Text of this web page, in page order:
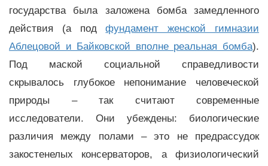
государства была заложена бомба замедленного
действия (а подфундамент женской гимназии
Аблецовой и Байковской вполне реальная бомба).
Под маской социальной справедливости
скрывалось глубокое непонимание человеческой
природы – так считают современные
исследователи. Они убеждены: биологические
различия между полами – это не предрассудок
закостенелых консерваторов, а физиологический